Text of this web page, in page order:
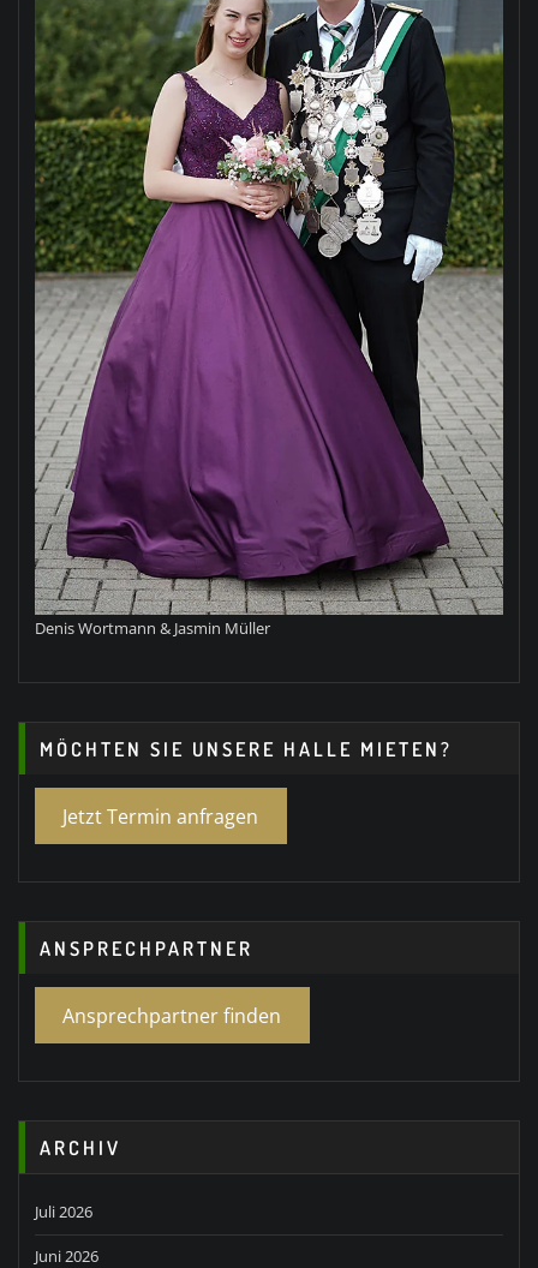
Denis Wortmann & Jasmin Müller
MÖCHTEN SIE UNSERE HALLE MIETEN?
Jetzt Termin anfragen
ANSPRECHPARTNER
Ansprechpartner finden
ARCHIV
Juli 2026
Juni 2026